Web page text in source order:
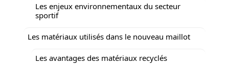
Les enjeux environnementaux du secteur
sportif
Les matériaux utilisés dans le nouveau maillot
Les avantages des matériaux recyclés